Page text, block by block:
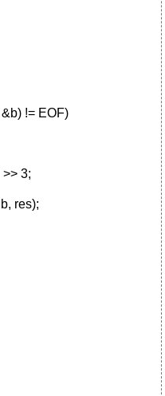
!= EOF)
3;
res);